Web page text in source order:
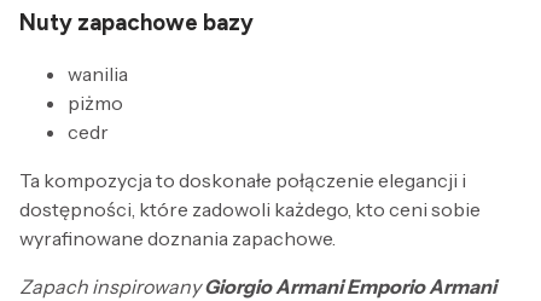
Nuty zapachowe bazy
wanilia
piżmo
cedr
Ta kompozycja to doskonałe połączenie elegancji i
dostępności, które zadowoli każdego, kto ceni sobie
wyrafinowane doznania zapachowe.
Zapach inspirowanyGiorgio Armani Emporio Armani